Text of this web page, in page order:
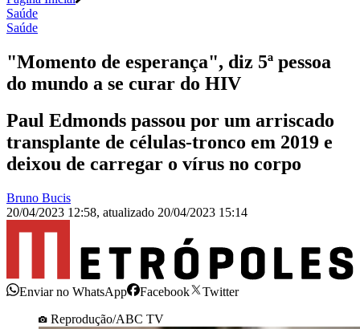
Saúde
Saúde
"Momento de esperança", diz 5ª pessoa
do mundo a se curar do HIV
Paul Edmonds passou por um arriscado
transplante de células-tronco em 2019 e
deixou de carregar o vírus no corpo
Bruno Bucis
20/04/2023 12:58, atualizado 20/04/2023 15:14
Enviar no WhatsApp Facebook
Twitter
Reprodução/ABC TV